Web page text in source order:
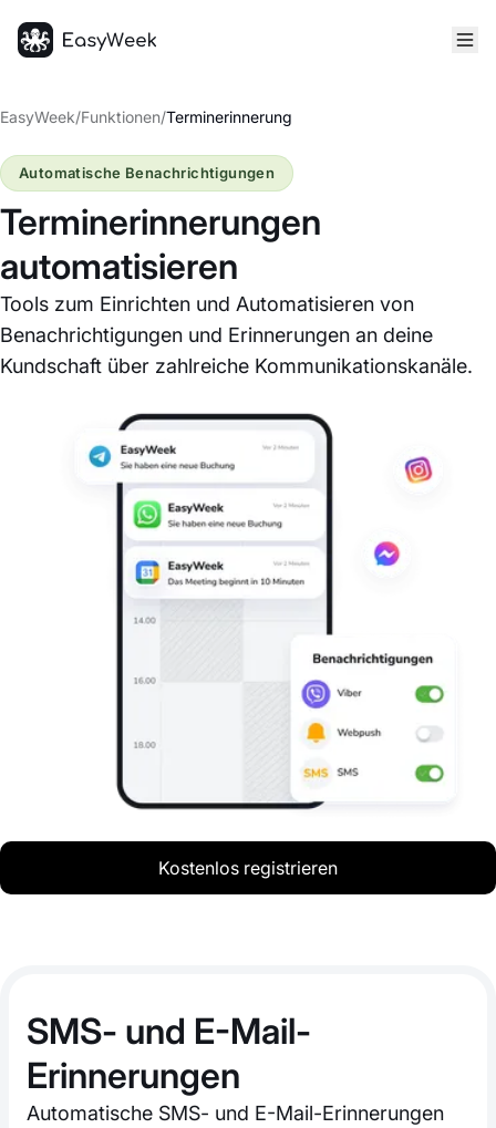
EasyWeek/Funktionen/Terminerinnerung
Terminerinnerungen
automatisieren
Tools zum Einrichten und Automatisieren von
Benachrichtigungen und Erinnerungen an deine
Kundschaft über zahlreiche Kommunikationskanäle.
Automatische Benachrichtigungen
Kostenlos registrieren
SMS- und E-Mail-
Erinnerungen
Automatische SMS- und E-Mail-Erinnerungen